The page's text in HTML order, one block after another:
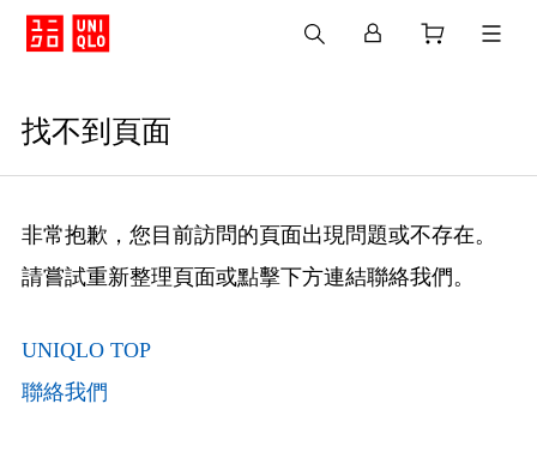
找不到頁面
非常抱歉，您目前訪問的頁面出現問題或不存在。
請嘗試重新整理頁面或點擊下方連結聯絡我們。
UNIQLO TOP
聯絡我們